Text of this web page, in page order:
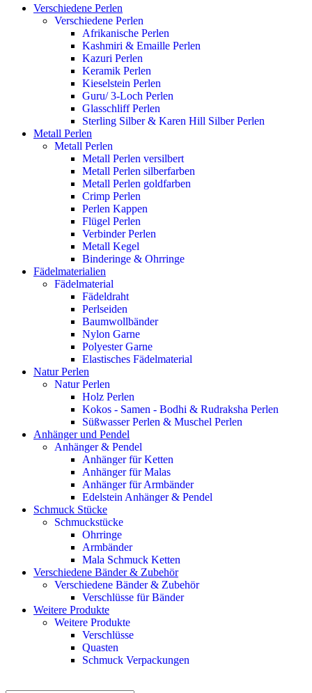
Verschiedene Perlen
Verschiedene Perlen
Afrikanische Perlen
Kashmiri & Emaille Perlen
Kazuri Perlen
Keramik Perlen
Kieselstein Perlen
Guru/ 3-Loch Perlen
Glasschliff Perlen
Sterling Silber & Karen Hill Silber Perlen
Metall Perlen
Metall Perlen
Metall Perlen versilbert
Metall Perlen silberfarben
Metall Perlen goldfarben
Crimp Perlen
Perlen Kappen
Flügel Perlen
Verbinder Perlen
Metall Kegel
Binderinge & Ohrringe
Fädelmaterialien
Fädelmaterial
Fädeldraht
Perlseiden
Baumwollbänder
Nylon Garne
Polyester Garne
Elastisches Fädelmaterial
Natur Perlen
Natur Perlen
Holz Perlen
Kokos - Samen - Bodhi & Rudraksha Perlen
Süßwasser Perlen & Muschel Perlen
Anhänger und Pendel
Anhänger & Pendel
Anhänger für Ketten
Anhänger für Malas
Anhänger für Armbänder
Edelstein Anhänger & Pendel
Schmuck Stücke
Schmuckstücke
Ohrringe
Armbänder
Mala Schmuck Ketten
Verschiedene Bänder & Zubehör
Verschiedene Bänder & Zubehör
Verschlüsse für Bänder
Weitere Produkte
Weitere Produkte
Verschlüsse
Quasten
Schmuck Verpackungen